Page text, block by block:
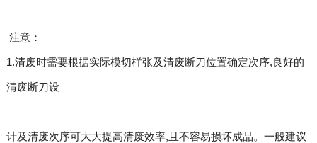
注意：
1.清废时需要根据实际模切样张及清废断刀位置确定次序,良好的
清废断刀设
计及清废次序可大大提高清废效率,且不容易损坏成品。一般建议